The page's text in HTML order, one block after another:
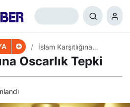
İslam Karşıtlığına
Oscarlık Tepki
Oscarlık Tepki
+ 0 Paylaş